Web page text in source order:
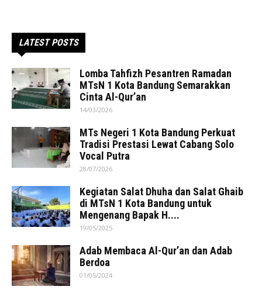
LATEST POSTS
Lomba Tahfizh Pesantren Ramadan
MTsN 1 Kota Bandung Semarakkan
Cinta Al-Qur’an
14/03/2026
MTs Negeri 1 Kota Bandung Perkuat
Tradisi Prestasi Lewat Cabang Solo
Vocal Putra
28/07/2026
Kegiatan Salat Dhuha dan Salat Ghaib
di MTsN 1 Kota Bandung untuk
Mengenang Bapak H....
19/05/2025
Adab Membaca Al-Qur’an dan Adab
Berdoa
01/05/2024